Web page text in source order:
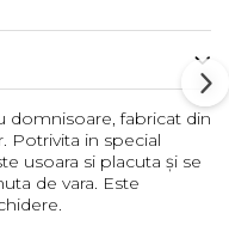
domnisoare, fabricat din
Potrivita in special
usoara si placuta și se
de vara. Este